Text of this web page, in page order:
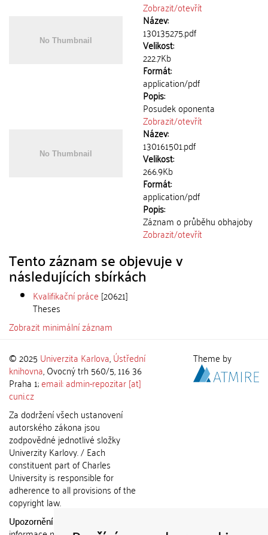
Zobrazit/otevřít
Název:
130135275.pdf
Velikost:
222.7Kb
Formát:
application/pdf
Popis:
Posudek oponenta
Zobrazit/otevřít
Název:
130161501.pdf
Velikost:
266.9Kb
Formát:
application/pdf
Popis:
Záznam o průběhu obhajoby
Zobrazit/otevřít
Tento záznam se objevuje v
následujících sbírkách
Kvalifikační práce [20621]
Theses
Zobrazit minimální záznam
© 2025 Univerzita Karlova,Ústřední
knihovna, Ovocný trh 560/5, 116 36
Praha 1;email: admin-repozitar [at]
cuni.cz
Za dodržení všech ustanovení
autorského zákona jsou
zodpovědné jednotlivé složky
Univerzity Karlovy. / Each
constituent part of Charles
University is responsible for
adherence to all provisions of the
copyright law.
Upozornění / Notice:
Theme by